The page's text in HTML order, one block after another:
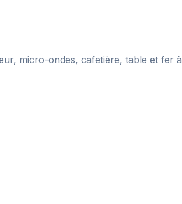
micro-ondes, cafetière, table et fer à